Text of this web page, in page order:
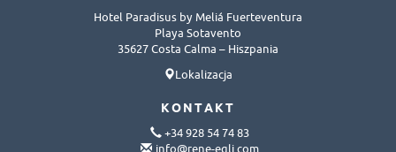
Hotel Paradisus by Meliá Fuerteventura
Playa Sotavento
35627 Costa Calma – Hiszpania
Lokalizacja
KONTAKT
+34 928 54 74 83
info@rene-egli.com